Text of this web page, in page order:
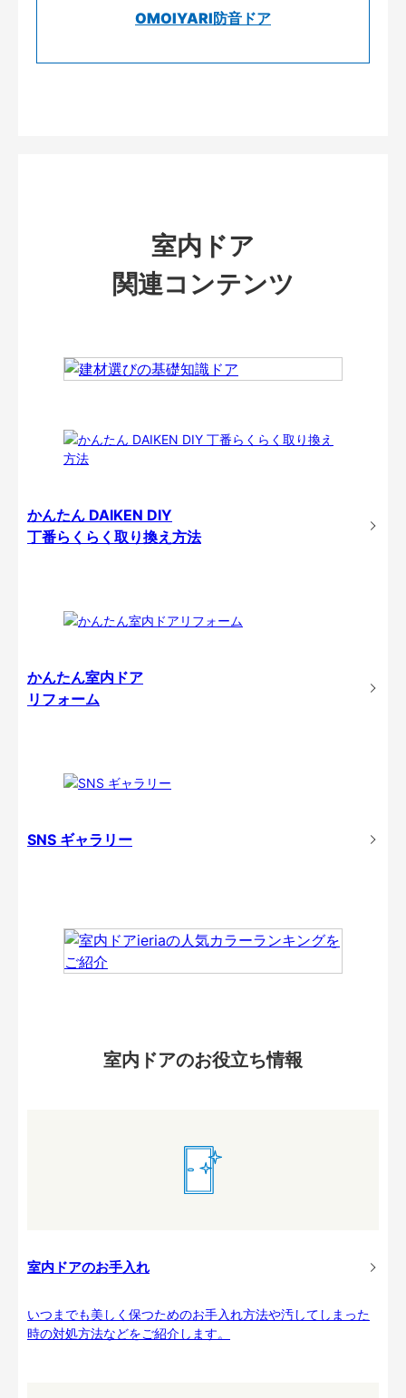
OMOIYARI防音ドア
室内ドア
関連コンテンツ
かんたん DAIKEN DIY
丁番らくらく取り換え方法
かんたん室内ドア
リフォーム
SNS ギャラリー
室内ドアのお役立ち情報
室内ドアのお手入れ
いつまでも美しく保つためのお手入れ方法や汚してしまった
時の対処方法などをご紹介します。